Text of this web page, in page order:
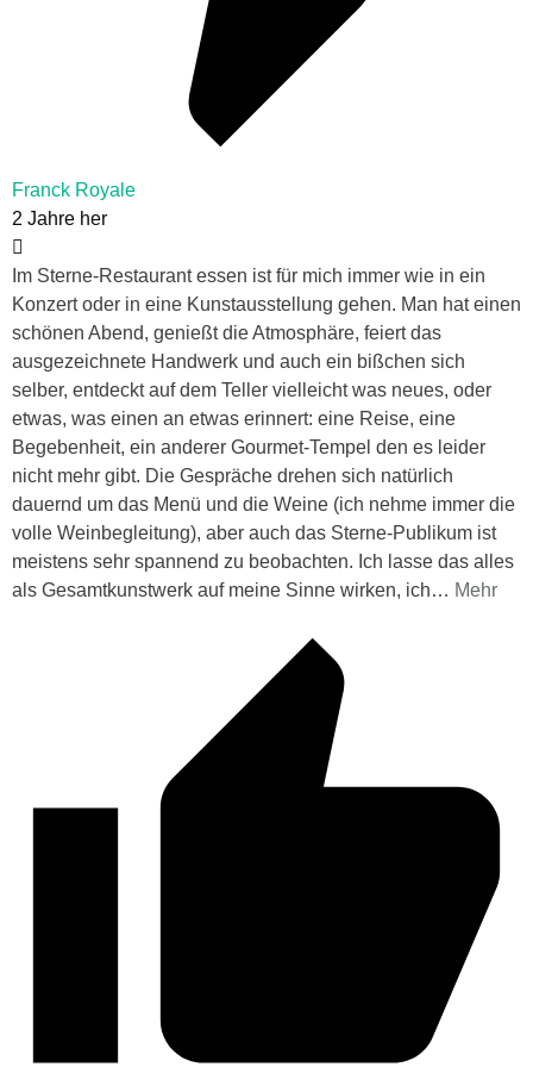
Franck Royale
2 Jahre her
Im Sterne-Restaurant essen ist für mich immer wie in ein
Konzert oder in eine Kunstausstellung gehen. Man hat einen
schönen Abend, genießt die Atmosphäre, feiert das
ausgezeichnete Handwerk und auch ein bißchen sich
selber, entdeckt auf dem Teller vielleicht was neues, oder
etwas, was einen an etwas erinnert: eine Reise, eine
Begebenheit, ein anderer Gourmet-Tempel den es leider
nicht mehr gibt. Die Gespräche drehen sich natürlich
dauernd um das Menü und die Weine (ich nehme immer die
volle Weinbegleitung), aber auch das Sterne-Publikum ist
meistens sehr spannend zu beobachten. Ich lasse das alles
als Gesamtkunstwerk auf meine Sinne wirken, ich… Mehr